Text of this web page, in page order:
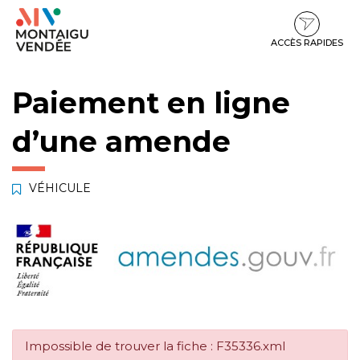
Gestion des traceurs
Aller
Aller
contenu
Aller
pied
ACCÈS RAPIDES
Paiement en ligne
d’une amende
VÉHICULE
Impossible de trouver la fiche : F35336.xml